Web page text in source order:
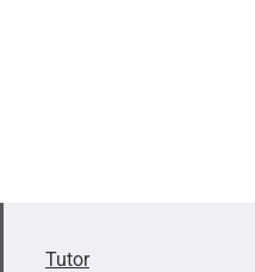
Tutor